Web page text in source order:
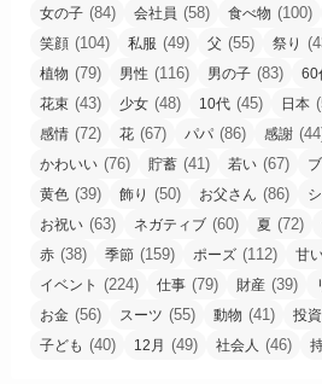
女の子 (84) 会社員 (58) 食べ物 (100)
笑顔 (104) 私服 (49) 父 (55) 祭り
植物 (79) 男性 (116) 男の子 (83) 60
花束 (43) 少女 (48) 10代 (45) 日本
感情 (72) 花 (67) パパ (86) 感謝
かわいい (76) 貯蓄 (41) 若い (67)
黄色 (39) 飾り (50) お父さん (86)
お祝い (63) ネガティブ (60) 夏 (72)
赤 (38) 季節 (159) ポーズ (112) 甘
イベント (224) 仕事 (79) 財産 (39)
お金 (56) スーツ (55) 動物 (41) 投資
子ども (40) 12月 (49) 社会人 (46)